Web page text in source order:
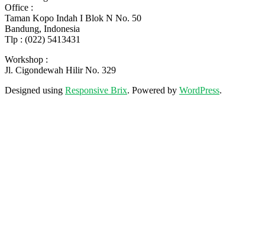
Office :
Taman Kopo Indah I Blok N No. 50
Bandung, Indonesia
Tlp : (022) 5413431
Workshop :
Jl. Cigondewah Hilir No. 329
Designed using Responsive Brix. Powered by WordPress.